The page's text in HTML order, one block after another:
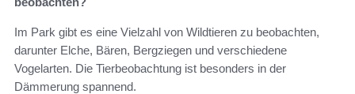
Im Park gibt es eine Vielzahl von Wildtieren zu beobachten,
darunter Elche, Bären, Bergziegen und verschiedene
Vogelarten. Die Tierbeobachtung ist besonders in der
Dämmerung spannend.